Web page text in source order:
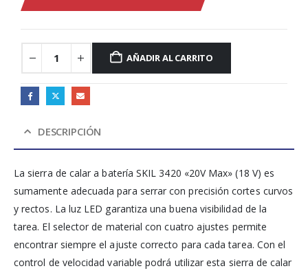
AÑADIR AL CARRITO
DESCRIPCIÓN
La sierra de calar a batería SKIL 3420 «20V Max» (18 V) es
sumamente adecuada para serrar con precisión cortes curvos
y rectos. La luz LED garantiza una buena visibilidad de la
tarea. El selector de material con cuatro ajustes permite
encontrar siempre el ajuste correcto para cada tarea. Con el
control de velocidad variable podrá utilizar esta sierra de calar